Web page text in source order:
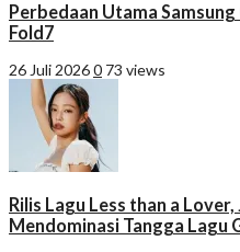
Perbedaan Utama
Fold7
26 Juli 20260 73 views
Rilis Lagu Less than a
Mendominasi Tangga Lagu